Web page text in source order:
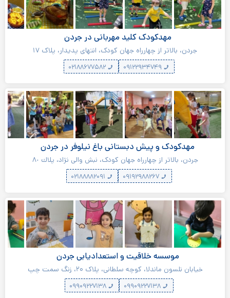
مهدکودک کلید مهربانی در جردن
جردن، بالاتر از چهارراه جهان کودک، انتهای پدیدار، پلاک ۱۷
مهدکودک و پیش دبستانی باغ نیلوفر در جردن
جردن، بالاتر از چهارراه جهان کودک، نبش والی نژاد، پلاك ٨٠
موسسه خلاقیت و استعدادیابی جردن
خیابان نلسون ماندلا، کوچه سلطانی، پلاک ۲۰، زنگ سمت چپ